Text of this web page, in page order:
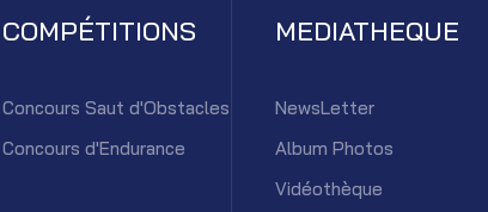
COMPÉTITIONS
Concours Saut d'Obstacles
Concours d'Endurance
MEDIATHEQUE
NewsLetter
Album Photos
Vidéothèque